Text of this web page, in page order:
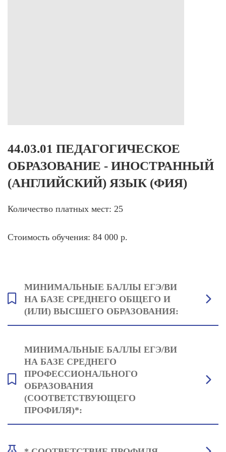
44.03.01 ПЕДАГОГИЧЕСКОЕ
ОБРАЗОВАНИЕ - ИНОСТРАННЫЙ
(АНГЛИЙСКИЙ) ЯЗЫК (ФИЯ)
Количество платных мест: 25
Стоимость обучения: 84 000 р.
МИНИМАЛЬНЫЕ БАЛЛЫ ЕГЭ/ВИ
НА БАЗЕ СРЕДНЕГО ОБЩЕГО И
(ИЛИ) ВЫСШЕГО ОБРАЗОВАНИЯ:
Русский язык: 42
Один на выбор: Обществознание: 42 или История: 38 или
Литература: 40
МИНИМАЛЬНЫЕ БАЛЛЫ ЕГЭ/ВИ
НА БАЗЕ СРЕДНЕГО
ПРОФЕССИОНАЛЬНОГО
ОБРАЗОВАНИЯ
(СООТВЕТСТВУЮЩЕГО
ПРОФИЛЯ)*: